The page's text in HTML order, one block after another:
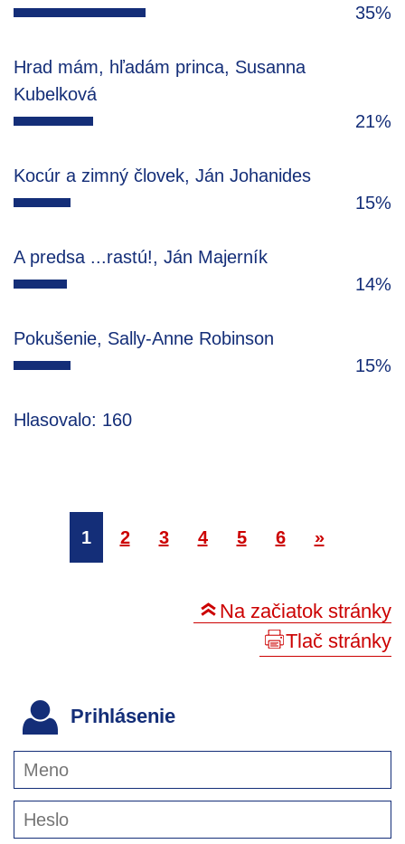
35%
Hrad mám, hľadám princa, Susanna
Kubelková
21%
Kocúr a zimný človek, Ján Johanides
15%
A predsa ...rastú!, Ján Majerník
14%
Pokušenie, Sally-Anne Robinson
15%
Hlasovalo: 160
1 2 3 4 5 6 »
Na začiatok stránky
Tlač stránky
Prihlásenie